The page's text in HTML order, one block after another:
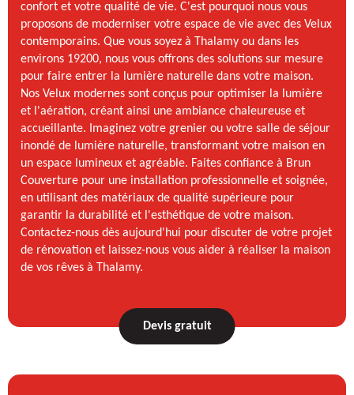
confort et votre qualité de vie. C'est pourquoi nous vous
proposons de moderniser votre espace de vie avec des Velux
contemporains. Que vous soyez à Thalamy ou dans les
environs 19200, nous vous offrons des solutions sur mesure
pour faire entrer la lumière naturelle dans votre maison.
Nos Velux modernes sont conçus pour optimiser la lumière
et l'aération, créant ainsi une ambiance chaleureuse et
accueillante. Imaginez votre grenier ou votre salle de séjour
inondé de lumière naturelle, transformant votre maison en
un espace lumineux et agréable. Faites confiance à Brun
Couverture pour une installation professionnelle et soignée,
en utilisant des matériaux de qualité supérieure pour
garantir la durabilité et l'esthétique de votre maison.
Contactez-nous dès aujourd'hui pour discuter de votre projet
de rénovation et laissez-nous vous aider à réaliser la maison
de vos rêves à Thalamy.
Devis gratuit